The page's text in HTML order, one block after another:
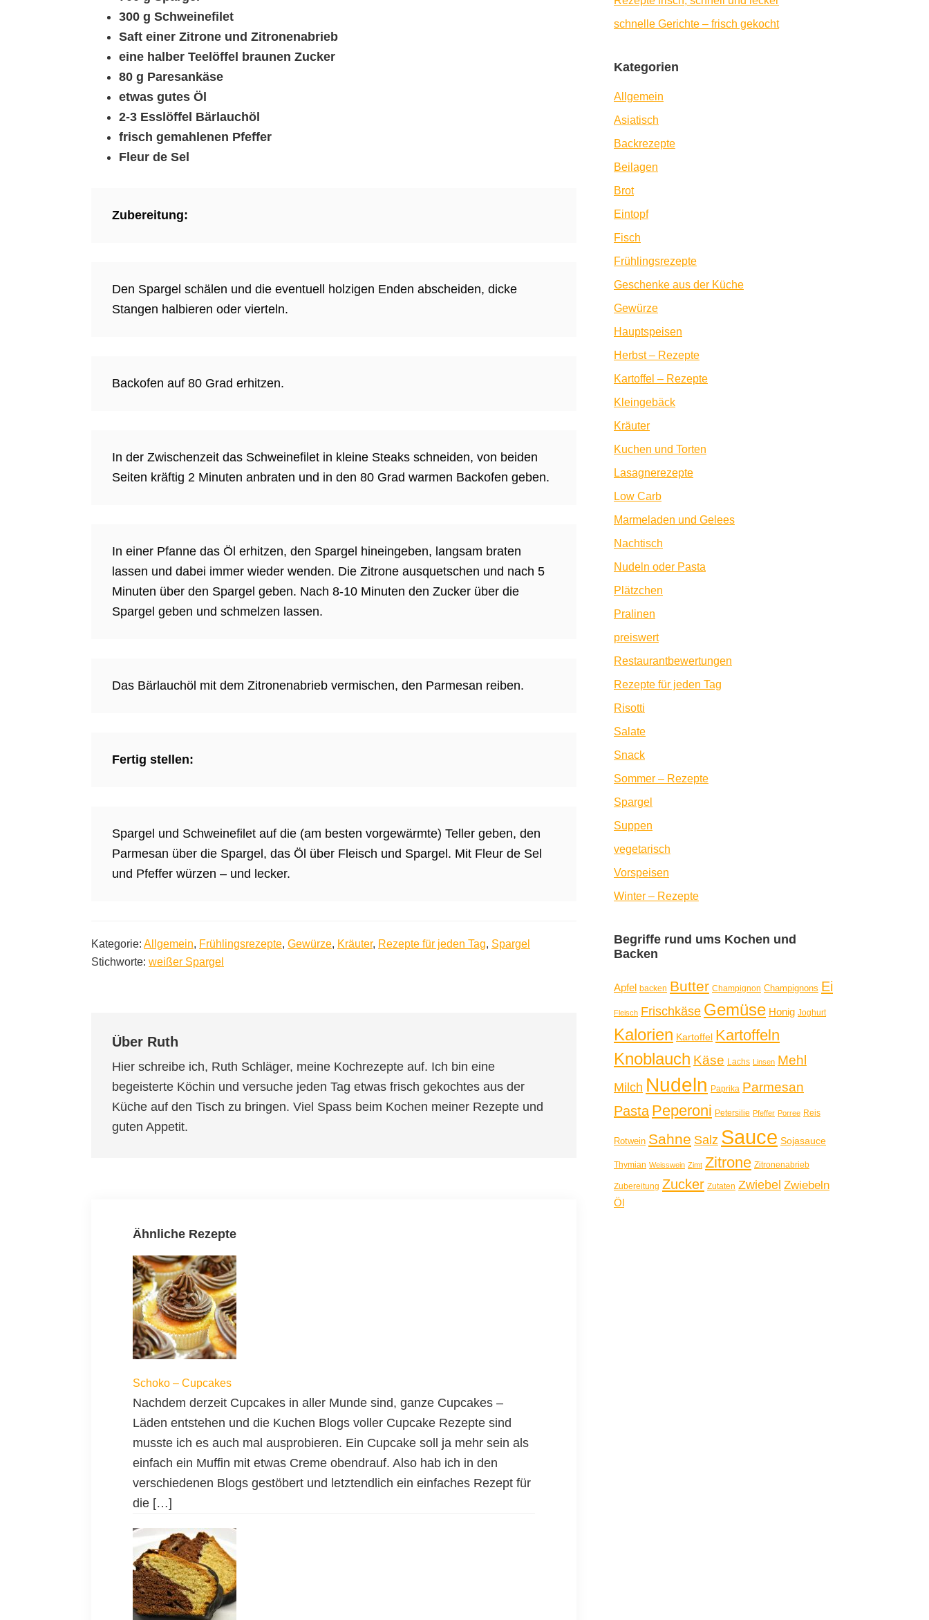
300 g Schweinefilet
Saft einer Zitrone und Zitronenabrieb
eine halber Teelöffel braunen Zucker
80 g Paresankäse
etwas gutes Öl
2-3 Esslöffel Bärlauchöl
frisch gemahlenen Pfeffer
Fleur de Sel
Zubereitung:
Den Spargel schälen und die eventuell holzigen Enden abscheiden, dicke
Stangen halbieren oder vierteln.
Backofen auf 80 Grad erhitzen.
In der Zwischenzeit das Schweinefilet in kleine Steaks schneiden, von beiden
Seiten kräftig 2 Minuten anbraten und in den 80 Grad warmen Backofen geben.
In einer Pfanne das Öl erhitzen, den Spargel hineingeben, langsam braten
lassen und dabei immer wieder wenden. Die Zitrone ausquetschen und nach 5
Minuten über den Spargel geben. Nach 8-10 Minuten den Zucker über die
Spargel geben und schmelzen lassen.
Das Bärlauchöl mit dem Zitronenabrieb vermischen, den Parmesan reiben.
Fertig stellen:
Spargel und Schweinefilet auf die (am besten vorgewärmte) Teller geben, den
Parmesan über die Spargel, das Öl über Fleisch und Spargel. Mit Fleur de Sel
und Pfeffer würzen – und lecker.
Kategorie: Allgemein, Frühlingsrezepte, Gewürze, Kräuter, Rezepte für jeden Tag, Spargel
Stichworte: weißer Spargel
Über Ruth
Hier schreibe ich, Ruth Schläger, meine Kochrezepte auf. Ich bin eine
begeisterte Köchin und versuche jeden Tag etwas frisch gekochtes aus der
Küche auf den Tisch zu bringen. Viel Spass beim Kochen meiner Rezepte und
guten Appetit.
Ähnliche Rezepte
Schoko – Cupcakes
Nachdem derzeit Cupcakes in aller Munde sind, ganze Cupcakes –
Läden entstehen und die Kuchen Blogs voller Cupcake Rezepte sind
musste ich es auch mal ausprobieren. Ein Cupcake soll ja mehr sein als
einfach ein Muffin mit etwas Creme obendrauf. Also hab ich in den
verschiedenen Blogs gestöbert und letztendlich ein einfaches Rezept für
die […]
schnelle Gerichte – frisch gekocht
Kategorien
Allgemein
Asiatisch
Backrezepte
Beilagen
Brot
Eintopf
Fisch
Frühlingsrezepte
Geschenke aus der Küche
Gewürze
Hauptspeisen
Herbst – Rezepte
Kartoffel – Rezepte
Kleingebäck
Kräuter
Kuchen und Torten
Lasagnerezepte
Low Carb
Marmeladen und Gelees
Nachtisch
Nudeln oder Pasta
Plätzchen
Pralinen
preiswert
Restaurantbewertungen
Rezepte für jeden Tag
Risotti
Salate
Snack
Sommer – Rezepte
Spargel
Suppen
vegetarisch
Vorspeisen
Winter – Rezepte
Begriffe rund ums Kochen und
Backen
Apfel backen Butter Champignon Champignons Ei
Fleisch Frischkäse Gemüse Honig Joghurt
Kalorien Kartoffel Kartoffeln
Knoblauch Käse Lachs Linsen Mehl
Milch Nudeln Paprika Parmesan
Pasta Peperoni Petersilie Pfeffer Porree Reis
Rotwein Sahne Salz Sauce Sojasauce
Thymian Weisswein Zimt Zitrone Zitronenabrieb
Zubereitung Zucker Zutaten Zwiebel Zwiebeln
Öl